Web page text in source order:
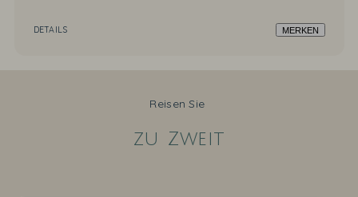
DETAILS MERKEN
Reisen Sie
zu Zweit